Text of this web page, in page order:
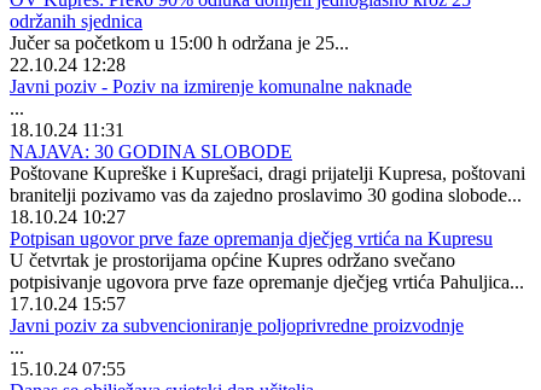
održanih sjednica
Jučer sa početkom u 15:00 h održana je 25...
22.10.24 12:28
Javni poziv - Poziv na izmirenje komunalne naknade
...
18.10.24 11:31
NAJAVA: 30 GODINA SLOBODE
Poštovane Kupreške i Kuprešaci, dragi prijatelji Kupresa, poštovani
branitelji pozivamo vas da zajedno proslavimo 30 godina slobode...
18.10.24 10:27
Potpisan ugovor prve faze opremanja dječjeg vrtića na Kupresu
U četvrtak je prostorijama općine Kupres održano svečano
potpisivanje ugovora prve faze opremanje dječjeg vrtića Pahuljica...
17.10.24 15:57
Javni poziv za subvencioniranje poljoprivredne proizvodnje
...
15.10.24 07:55